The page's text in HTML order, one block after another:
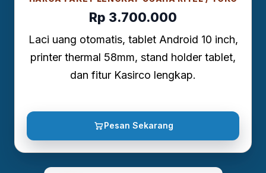
Rp 3.700.000
Laci uang otomatis, tablet Android 10 inch,
printer thermal 58mm, stand holder tablet,
dan fitur Kasirco lengkap.
Pesan Sekarang